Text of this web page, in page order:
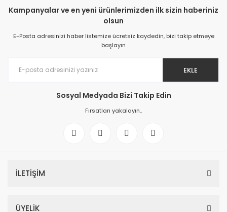
Kampanyalar ve en yeni ürünlerimizden ilk sizin haberiniz
olsun
E-Posta adresinizi haber listemize ücretsiz kaydedin, bizi takip etmeye
başlayın
EKLE
Sosyal Medyada Bizi Takip Edin
Fırsatları yakalayın..
İLETİŞİM
ÜYELİK